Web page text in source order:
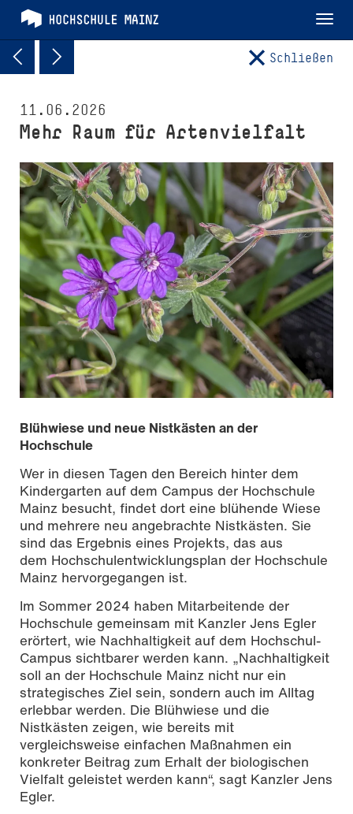
Schließen
11.06.2026
Mehr Raum für Artenvielfalt
Foto | Nicole Bruhn
Blühwiese und neue Nistkästen an der
Hochschule
Wer in diesen Tagen den Bereich hinter dem
Kindergarten auf dem Campus der Hochschule
Mainz besucht, findet dort eine blühende Wiese
und mehrere neu angebrachte Nistkästen. Sie
sind das Ergebnis eines Projekts, das aus
dem Hochschulentwicklungsplan der Hochschule
Mainz hervorgegangen ist.
Im Sommer 2024 haben Mitarbeitende der
Hochschule gemeinsam mit Kanzler Jens Egler
erörtert, wie Nachhaltigkeit auf dem Hochschul-
Campus sichtbarer werden kann. „Nachhaltigkeit
soll an der Hochschule Mainz nicht nur ein
strategisches Ziel sein, sondern auch im Alltag
erlebbar werden. Die Blühwiese und die
Nistkästen zeigen, wie bereits mit
vergleichsweise einfachen Maßnahmen ein
konkreter Beitrag zum Erhalt der biologischen
Vielfalt geleistet werden kann“, sagt Kanzler Jens
Egler.